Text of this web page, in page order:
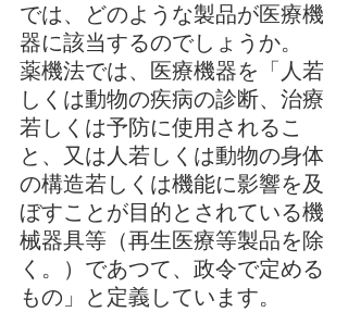
では、どのような製品が医療機
器に該当するのでしょうか。
薬機法では、医療機器を「人若
しくは動物の疾病の診断、治療
若しくは予防に使用されるこ
と、又は人若しくは動物の身体
の構造若しくは機能に影響を及
ぼすことが目的とされている機
械器具等（再生医療等製品を除
く。）であつて、政令で定める
もの」と定義しています。